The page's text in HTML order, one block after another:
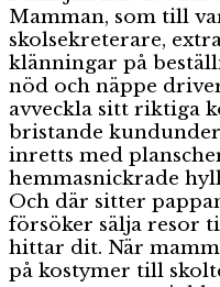
Mamman, som till
skolsekreterare,
klänningar på
nöd och näppe
avveckla sitt riktiga
bristande
inretts med
hemmasnickrade
Och där sitter
försöker sälja resor
hittar dit. När
på kostymer till